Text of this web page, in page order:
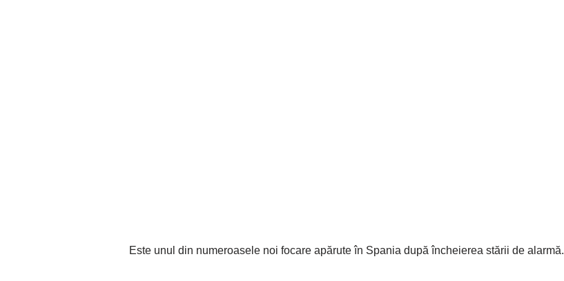
Este unul din numeroasele noi focare apărute în Spania după încheierea stării de alarmă.